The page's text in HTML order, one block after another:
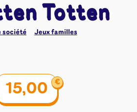
Totten
société Jeux familles
15,00 €